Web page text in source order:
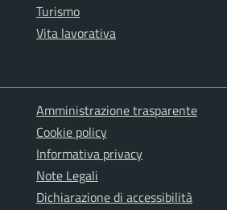
Turismo
Vita lavorativa
Amministrazione trasparente
Cookie policy
Informativa privacy
Note Legali
Dichiarazione di accessibilità